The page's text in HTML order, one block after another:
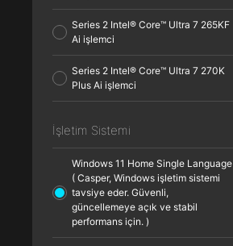
Series 2 Intel® Core™ Ultra 7 265KF
Ai işlemci
Series 2 Intel® Core™ Ultra 7 270K
Plus Ai işlemci
İşletim Sistemi
Windows 11 Home Single Language
( Casper, Windows işletim sistemi
tavsiye eder. Güvenli,
güncellemeye açık ve stabil
performans için. )